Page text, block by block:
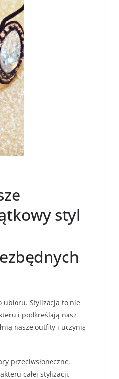
styl
ubioru. Stylizacja to nie
i podkreślają nasz
nasze outfity i uczynią
przeciwsłoneczne.
całej stylizacji.